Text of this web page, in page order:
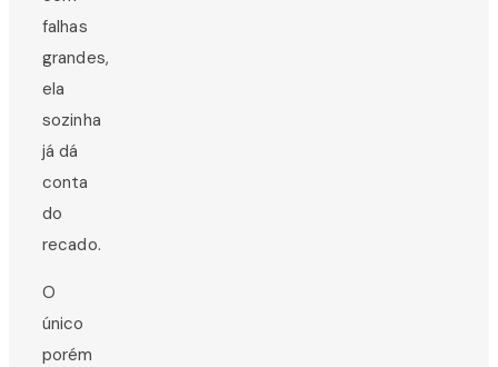
falhas
grandes,
ela
sozinha
já dá
conta
do
recado.
O
único
porém